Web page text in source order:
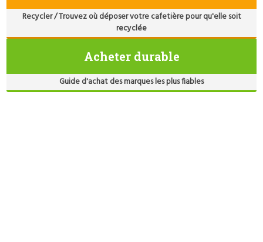
Recycler / Trouvez où déposer votre cafetière pour qu'elle soit
recyclée
Acheter durable
Guide d'achat des marques les plus fiables